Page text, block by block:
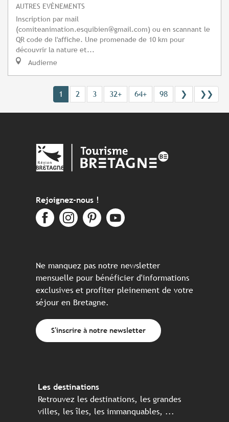
AUTRES EVÈNEMENTS
Inscription par mail
(comiteanimation.esquibien@gmail.com) ou en scannant le
QR code de l'affiche. Une promenade de 10 km pour
découvrir la nature et...
Audierne
1 2 3 32+ 64+ 98 ❯ ❯❯
Rejoignez-nous !
Ne manquez pas notre newsletter
mensuelle pour bénéficier d'informations
exclusives et profiter pleinement de votre
séjour en Bretagne.
S'inscrire à notre newsletter
Les destinations
Retrouvez les destinations, les grandes
villes, les îles, les immanquables, ...